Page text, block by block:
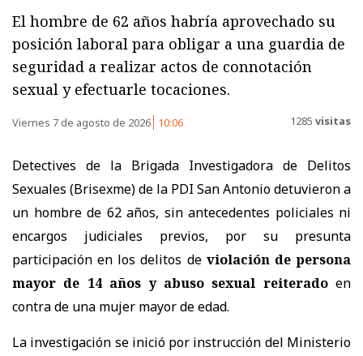
El hombre de 62 años habría aprovechado su
posición laboral para obligar a una guardia de
seguridad a realizar actos de connotación
sexual y efectuarle tocaciones.
Viernes 7 de agosto de 2026 10:06 1285 visitas
Detectives de la Brigada Investigadora de Delitos
Sexuales (Brisexme) de la PDI San Antonio detuvieron a
un hombre de 62 años, sin antecedentes policiales ni
encargos judiciales previos, por su presunta
participación en los delitos de violación de persona
mayor de 14 años y abuso sexual reiteradoen
contra de una mujer mayor de edad.
La investigación se inició por instrucción del Ministerio